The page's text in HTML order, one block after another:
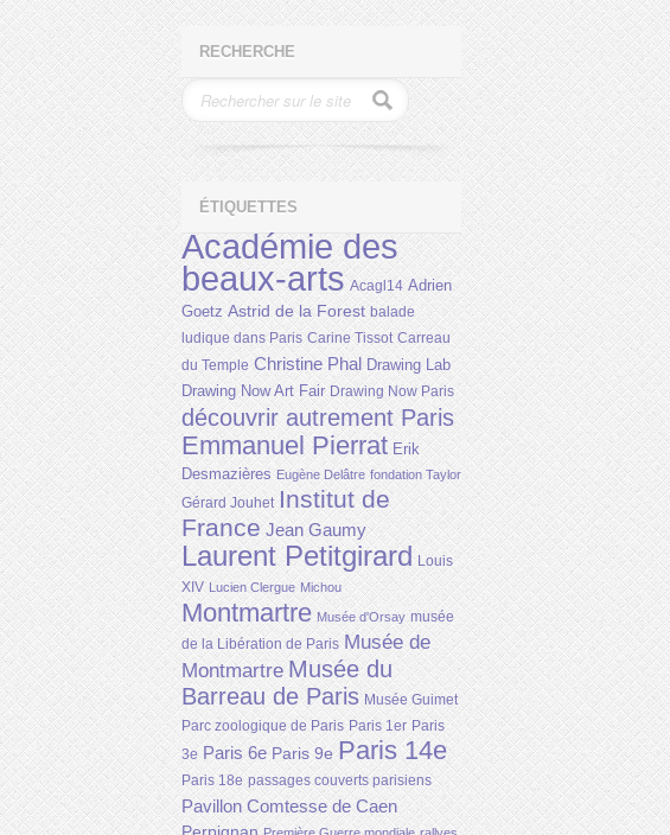
RECHERCHE
ÉTIQUETTES
Académie des
beaux-arts Acagl14 Adrien
Goetz Astrid de la Forest balade
ludique dans Paris Carine Tissot Carreau
du Temple Christine Phal Drawing Lab
Drawing Now Art Fair Drawing Now Paris
découvrir autrement Paris
Emmanuel Pierrat Erik
Desmazières Eugène Delâtre fondation Taylor
Gérard Jouhet Institut de
France Jean Gaumy
Laurent Petitgirard Louis
XIV Lucien Clergue Michou
Montmartre Musée d'Orsay musée
de la Libération de Paris Musée de
Montmartre Musée du
Barreau de Paris Musée Guimet
Parc zoologique de Paris Paris 1er Paris
3e Paris 6e Paris 9e Paris 14e
Paris 18e passages couverts parisiens
Pavillon Comtesse de Caen